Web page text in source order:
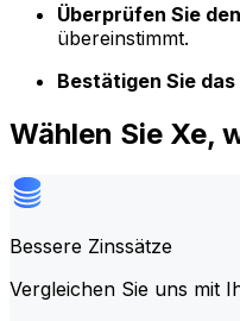
Überprüfen Sie
übereinstimmt.
Bestätigen Sie das
Wählen Sie Xe,
Bessere Zinssätze
Vergleichen Sie uns mit